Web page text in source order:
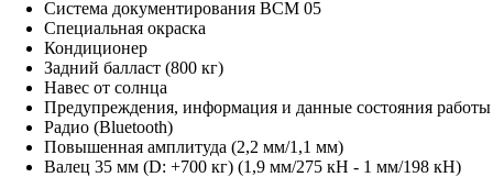
Система документирования BCM 05
Специальная окраска
Кондиционер
Задний балласт (800 кг)
Навес от солнца
Предупреждения, информация и данные состояния работы
Радио (Bluetooth)
Повышенная амплитуда (2,2 мм/1,1 мм)
Валец 35 мм (D: +700 кг) (1,9 мм/275 кН - 1 мм/198 кН)